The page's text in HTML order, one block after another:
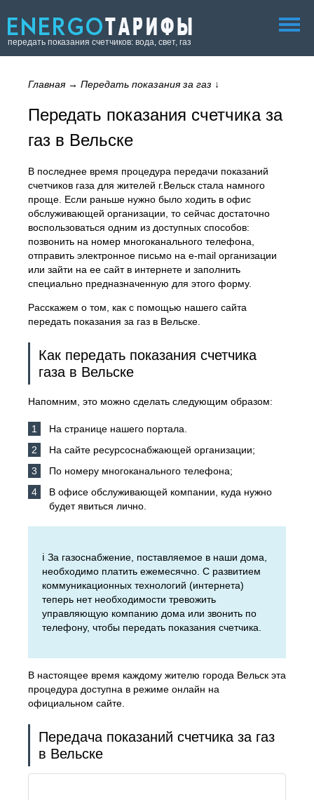
передать показания счетчиков: вода, свет, газ
Главная→ Передать показания за газ ↓
Передать показания счетчика за
газ в Вельске
В последнее время процедура передачи показаний
счетчиков газа для жителей г.Вельск стала намного
проще. Если раньше нужно было ходить в офис
обслуживающей организации, то сейчас достаточно
воспользоваться одним из доступных способов:
позвонить на номер многоканального телефона,
отправить электронное письмо на e-mail организации
или зайти на ее сайт в интернете и заполнить
специально предназначенную для этого форму.
Расскажем о том, как с помощью нашего сайта
передать показания за газ в Вельске.
Как передать показания счетчика
газа в Вельске
Напомним, это можно сделать следующим образом:
На странице нашего портала.
На сайте ресурсоснабжающей организации;
По номеру многоканального телефона;
В офисе обслуживающей компании, куда нужно
будет явиться лично.
ℹ️ За газоснабжение, поставляемое в наши дома,
необходимо платить ежемесячно. С развитием
коммуникационных технологий (интернета)
теперь нет необходимости тревожить
управляющую компанию дома или звонить по
телефону, чтобы передать показания счетчика.
В настоящее время каждому жителю города Вельск эта
процедура доступна в режиме онлайн на
официальном сайте.
Передача показаний счетчика за газ
в Вельске